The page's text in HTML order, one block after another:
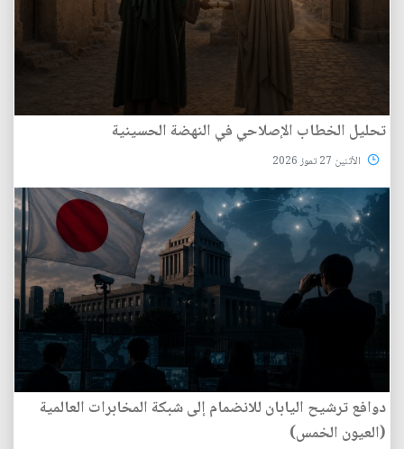
تحليل الخطاب الإصلاحي في النهضة الحسينية
الأثنين 27 تموز 2026
دوافع ترشيح اليابان للانضمام إلى شبكة المخابرات العالمية
(العيون الخمس)